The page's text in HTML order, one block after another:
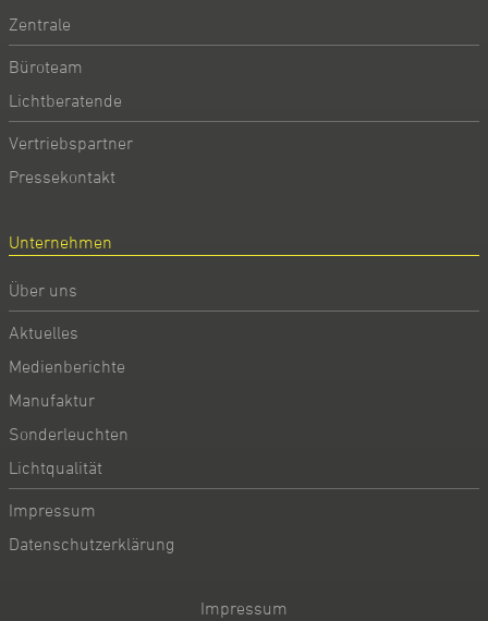
Zentrale
Büroteam
Lichtberatende
Vertriebspartner
Pressekontakt
Unternehmen
Über uns
Aktuelles
Medienberichte
Manufaktur
Sonderleuchten
Lichtqualität
Impressum
Datenschutzerklärung
Impressum